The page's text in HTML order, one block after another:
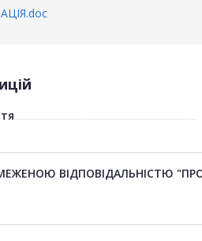
ВІДПОВІДАЛЬНІСТЮ